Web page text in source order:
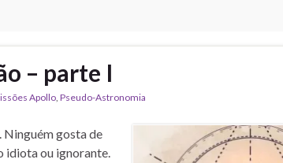
– parte I
Apollo, Pseudo-Astronomia
Ninguém gosta de
idiota ou ignorante.